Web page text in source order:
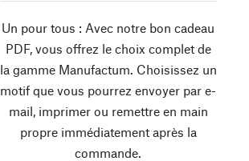
Un pour tous : Avec notre bon cadeau
PDF, vous offrez le choix complet de
la gamme Manufactum. Choisissez un
motif que vous pourrez envoyer par e-
mail, imprimer ou remettre en main
propre immédiatement après la
commande.